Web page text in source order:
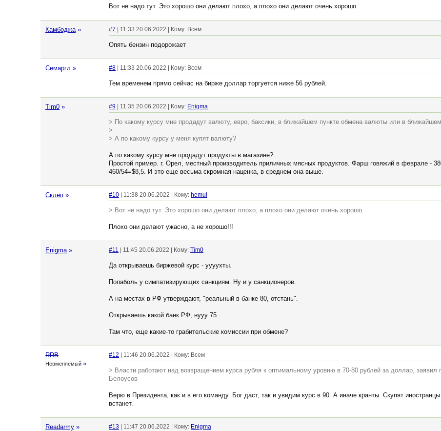
Вот не надо тут. Это хорошо они делают плохо, а плохо они делают очень хорошо.
Камбоджа » #7 | 11:33 20.06.2022 | Кому: Всем
Опять бензин подорожает
Семаргл » #8 | 11:33 20.06.2022 | Кому: Всем
Тем временем прямо сейчас на бирже доллар торгуется ниже 56 рублей.
Tim0 » #9 | 11:35 20.06.2022 | Кому: Enigma
> По какому курсу мне продадут валюту, евро, баксики, в ближайшем пункте обмена валюты или в
>
> А по какому курсу у меня купят валюту?
А по какому курсу мне продадут продукты в магазине?
Простой пример. г. Орел, местный производитель приличных мясных продуктов. Фарш говяжий в феврале -
460/54=$8,5. И это еще весьма скромная наценка, в среднем она выше.
Склеп » #10 | 11:38 20.06.2022 | Кому: hemul
> Вот не надо тут. Это хорошо они делают плохо, а плохо они делают очень хорошо.
Плохо они делают ужасно, а не хорошо!!!
Enigma » #11 | 11:45 20.06.2022 | Кому: Tim0
Да открываешь биржевой курс - уууухты.
Попаболь у симпатизирующих санкциям. Ну и у санкционеров.
А на местах в РФ утверждают, "реальный в банке 80, отстань".
Открываешь какой банк РФ, нууу 75.
Там что, еще какие-то грабительские комиссии при обмене?
RRB
Невменяемый »
#12 | 11:46 20.06.2022 | Кому: Всем
> Власти работают над возвращением курса рубля к оптимальному уровню в 70-80 рублей за доллар, заявил
Белоусов
Верю в Президента, как и в его команду. Бог даст, так и увидим курс в 90. А иначе кранты. Скупят
встанет.
Readarmy » #13 | 11:47 20.06.2022 | Кому: Enigma